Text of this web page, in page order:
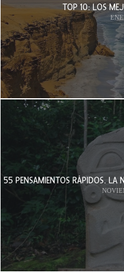
TOP 10: LOS
55 PENSAMIENTOS RÁPIDOS. LA